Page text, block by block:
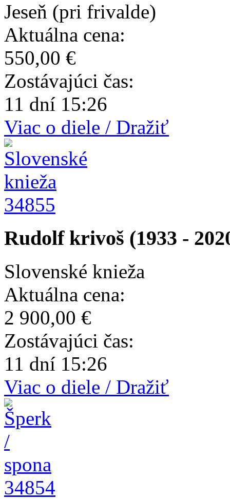
Jeseň (pri frivalde)
Aktuálna cena:
550,00 €
Zostávajúci čas:
11 dní 15:26
Viac o diele / Dražiť
34855
Rudolf krivoš (1933 -
Slovenské knieža
Aktuálna cena:
2 900,00 €
Zostávajúci čas:
11 dní 15:26
Viac o diele / Dražiť
34854